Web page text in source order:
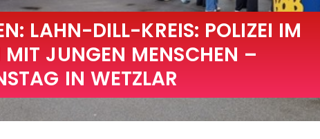
LAHN-DILL-KREIS: POLIZEI IM
JUNGEN MENSCHEN –
IN WETZLAR